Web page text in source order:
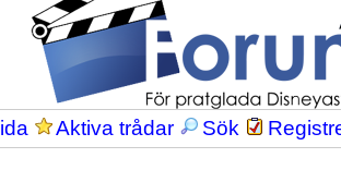
Aktiva trådar Sök